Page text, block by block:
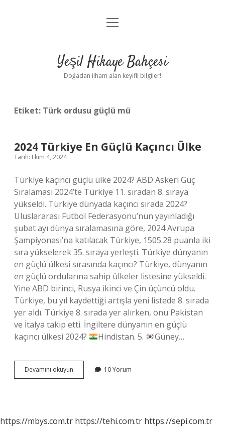
Anasayfa
Yasal Uyarı
menüyü
Yeşil Hikaye Bahçesi
Doğadan ilham alan keyifli bilgiler!
Etiket: Türk ordusu güçlü mü
2024 Türkiye En Güçlü Kaçıncı Ülke
Tarih: Ekim 4, 2024
Türkiye kaçıncı güçlü ülke 2024? ABD Askeri Güç
Sıralaması 2024’te Türkiye 11. sıradan 8. sıraya
yükseldi. Türkiye dünyada kaçıncı sırada 2024?
Uluslararası Futbol Federasyonu’nun yayınladığı
şubat ayı dünya sıralamasına göre, 2024 Avrupa
Şampiyonası’na katılacak Türkiye, 1505.28 puanla iki
sıra yükselerek 35. sıraya yerleşti. Türkiye dünyanın
en güçlü ülkesi sırasında kaçıncı? Türkiye, dünyanın
en güçlü ordularına sahip ülkeler listesine yükseldi.
Yine ABD birinci, Rusya ikinci ve Çin üçüncü oldu.
Türkiye, bu yıl kaydettiği artışla yeni listede 8. sırada
yer aldı. Türkiye 8. sırada yer alırken, onu Pakistan
ve İtalya takip etti. İngiltere dünyanın en güçlü
kaçıncı ülkesi 2024?
Hindistan. 5. Güney…
Devamını okuyun
Türkiye
10 Yorum
https://mbys.com.tr https://tehi.com.tr https://sepi.com.tr